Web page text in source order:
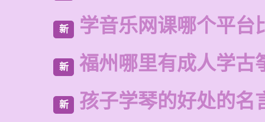
新 学音乐网课哪个平台
新 福州哪里有成人学古
新 孩子学琴的好处的名